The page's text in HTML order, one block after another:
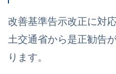
改善基準告示改正に対
土交通省から是正勧告
ります。